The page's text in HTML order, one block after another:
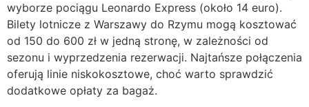
wyborze pociągu Leonardo Express (około 14 euro).
Bilety lotnicze z Warszawy do Rzymu mogą kosztować
od 150 do 600 zł w jedną stronę, w zależności od
sezonu i wyprzedzenia rezerwacji. Najtańsze połączenia
oferują linie niskokosztowe, choć warto sprawdzić
dodatkowe opłaty za bagaż.